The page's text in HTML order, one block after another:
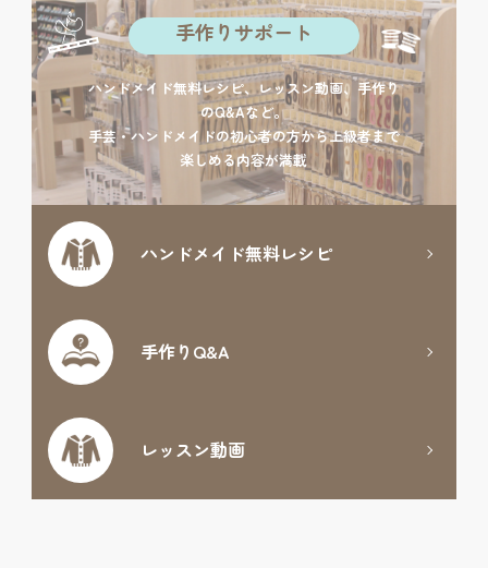
手作りサポート
ハンドメイド無料レシピ、レッスン動画、手作り
のQ&Aなど。
手芸・ハンドメイドの初心者の方から上級者まで
楽しめる内容が満載
ハンドメイド無料レシピ
手作りQ&A
レッスン動画